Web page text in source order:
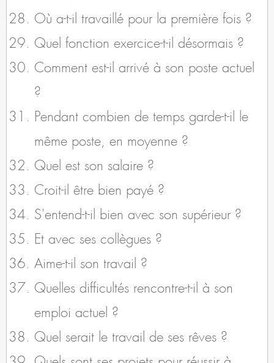
Où a-t-il travaillé pour la première fois ?
Quel fonction exercice-t-il désormais ?
Comment est-il arrivé à son poste actuel
?
Pendant combien de temps garde-t-il le
même poste, en moyenne ?
Quel est son salaire ?
Croit-il être bien payé ?
S'entend-t-il bien avec son supérieur ?
Et avec ses collègues ?
Aime-t-il son travail ?
Quelles difficultés rencontre-t-il à son
emploi actuel ?
Quel serait le travail de ses rêves ?
Quels sont ses projets pour réussir à